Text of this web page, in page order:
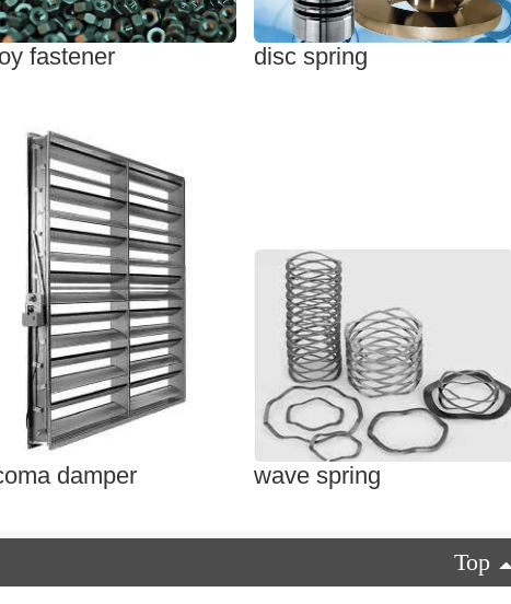
fastener disc spring
damper wave spring
Top